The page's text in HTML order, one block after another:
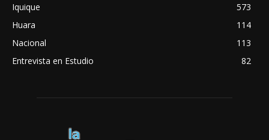
Iquique
573
Huara
114
Nacional
113
Entrevista en Estudio
82